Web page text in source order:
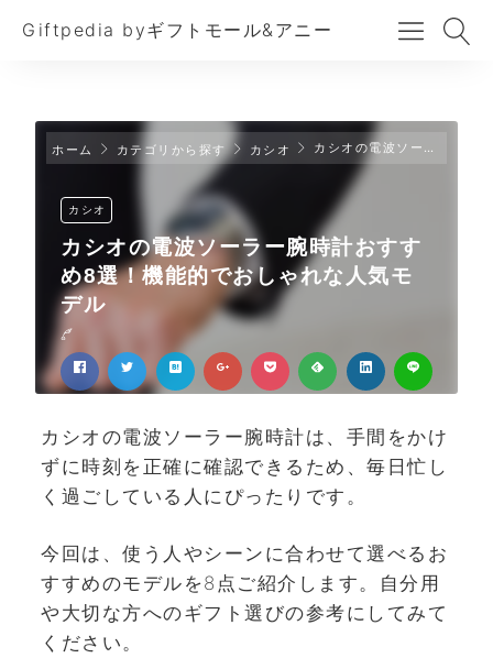
Giftpedia byギフトモール&アニー
ホーム カテゴリから探す カシオ カシオの電波ソーラー腕時計おすすめ8選！機能的でおしゃれな人気モデル
カシオ
カシオの電波ソーラー腕時計おすす
め8選！機能的でおしゃれな人気モ
デル
カシオの電波ソーラー腕時計は、手間をかけ
ずに時刻を正確に確認できるため、毎日忙し
く過ごしている人にぴったりです。
今回は、使う人やシーンに合わせて選べるお
すすめのモデルを8点ご紹介します。自分用
や大切な方へのギフト選びの参考にしてみて
ください。